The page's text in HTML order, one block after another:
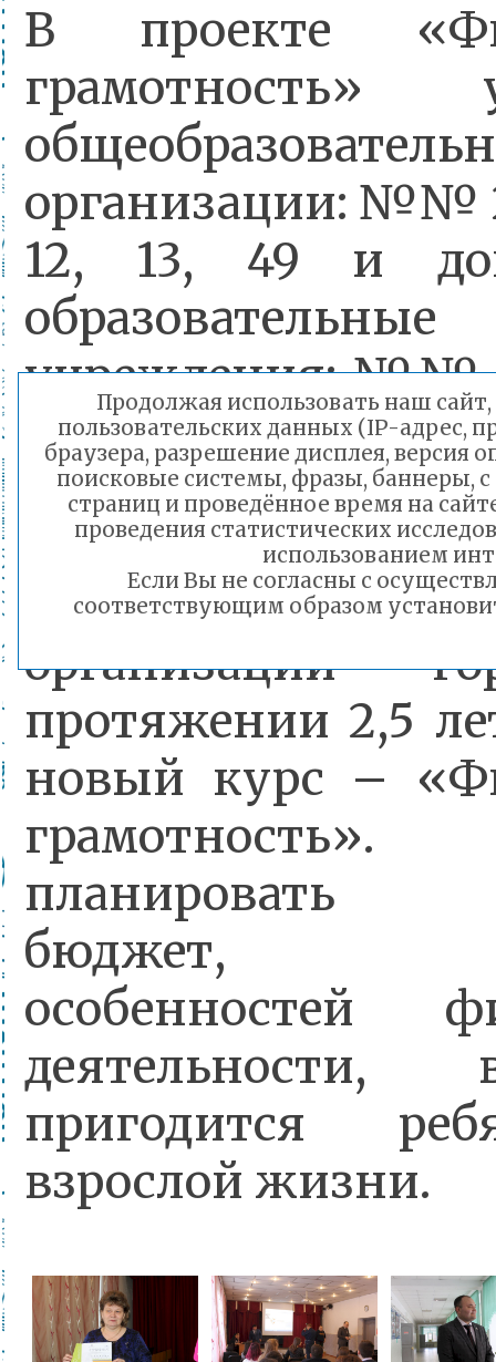
В проекте
грамотность»
организации: №№
12, 13, 49 и
образовательные
учреждения: №№
20, 32, 35, 44, 45,
63, 68, 73, 75, 77, 83,
Учащиеся
организаций
протяжении 2,5
новый курс –
планировать
бюджет,
особенностей
пригодится
взрослой жизни.
Продолжая использовать наш
пользовательских данных (IP-адрес,
браузера, разрешение дисплея, версия
поисковые системы, фразы, баннеры,
страниц и проведённое время на
проведения статистических
использованием
Если Вы не согласны с
соответствующим образом